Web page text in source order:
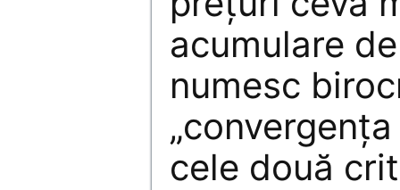
acumulare
numesc
cele două